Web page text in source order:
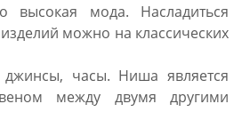
высокая мода. Насладиться
можно на классических
часы. Ниша является
между двумя другими